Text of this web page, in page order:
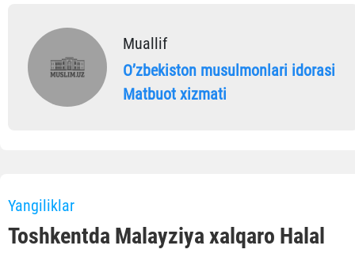
Muallif
Oʼzbekiston musulmonlari idorasi
Matbuot xizmati
Yangiliklar
Toshkentda Malayziya xalqaro Halal